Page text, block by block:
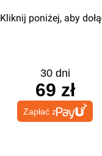
Kliknij poniżej, aby
30 dni
69 zł
Zapłać z